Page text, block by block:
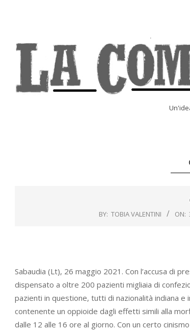
BY: TOBIA VALENTINI ON:
Sabaudia (Lt), 26 maggio 2021. Con l’accusa di
dispensato a oltre 200 pazienti migliaia di
pazienti in questione, tutti di nazionalità indiana
contenente un oppioide dagli effetti simili alla
dalle 12 alle 16 ore al giorno. Con un certo